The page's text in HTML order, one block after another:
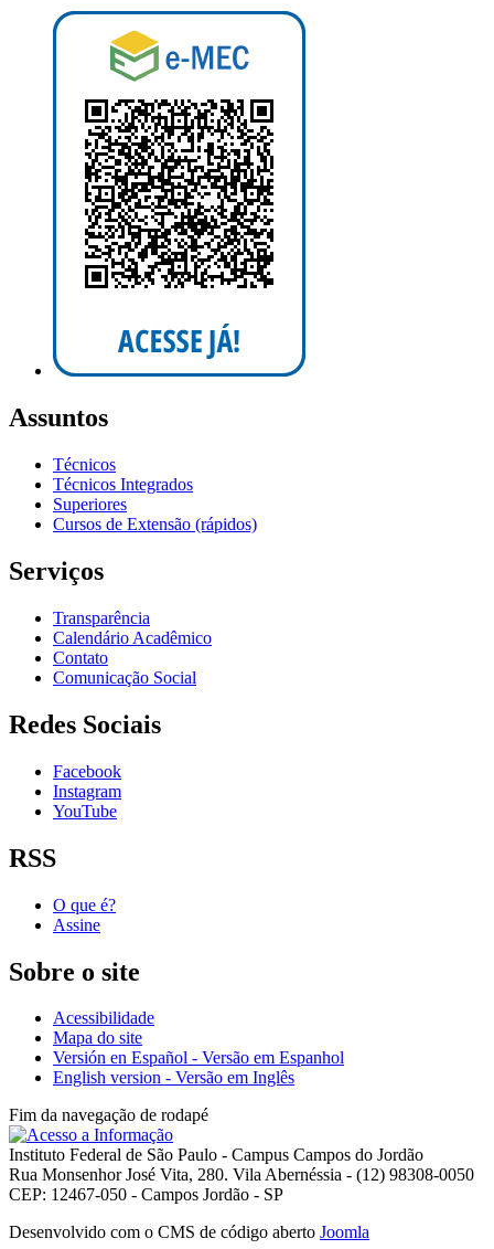
Assuntos
Técnicos
Técnicos Integrados
Superiores
Cursos de Extensão (rápidos)
Serviços
Transparência
Calendário Acadêmico
Contato
Comunicação Social
Redes Sociais
Facebook
Instagram
YouTube
RSS
O que é?
Assine
Sobre o site
Acessibilidade
Mapa do site
Versión en Español - Versão em Espanhol
English version - Versão em Inglês
Fim da navegação de rodapé
Instituto Federal de São Paulo - Campus Campos do Jordão
Rua Monsenhor José Vita, 280. Vila Abernéssia - (12) 98308-0050
CEP: 12467-050 - Campos Jordão - SP
Desenvolvido com o CMS de código aberto Joomla